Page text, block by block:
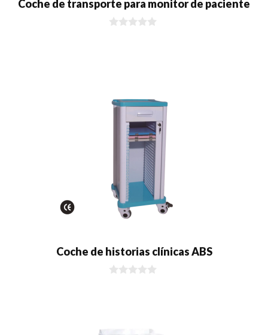
Coche de transporte para monitor de paciente
Coche de historias clínicas ABS